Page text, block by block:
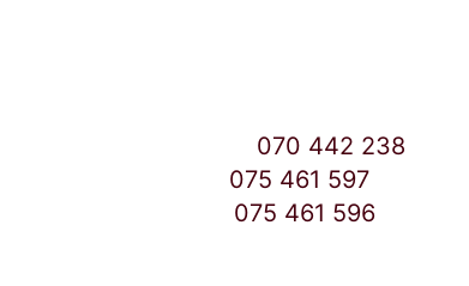
070 442 238
075 461 597
075 461 596